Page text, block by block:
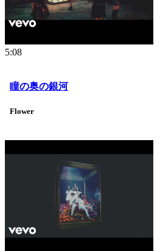
5:08
瞳の奥の銀河
Flower